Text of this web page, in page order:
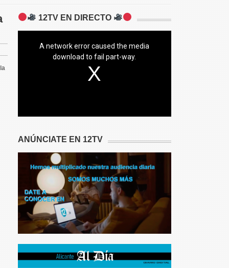
12TV EN DIRECTO
A network error caused the media
download to fail part-way.
ANÚNCIATE EN 12TV